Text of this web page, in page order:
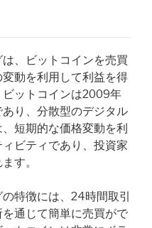
、ビットコインを売買
動を利用して利益を得
ットコインは2009年
り、分散型のデジタル
短期的な価格変動を利
ビティであり、投資家
す。
特徴には、24時間取引
通じて簡単に売買がで